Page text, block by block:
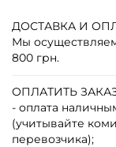
ДОСТАВКА И
Мы
800 грн.
ОПЛАТИТЬ
- оплата
(учитывайте
перевозчика);